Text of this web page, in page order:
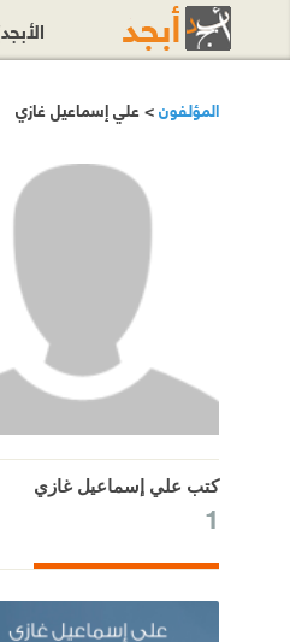
المؤلفون> علي إسماعيل غازي
كتب علي إسماعيل غازي
1